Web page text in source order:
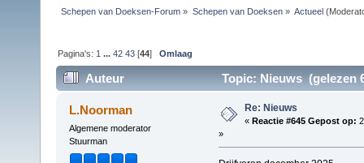
Schepen van Doeksen-Forum » Schepen van Doeksen» Actueel
Pagina's: 1 ...42 43 [44]Omlaag
Auteur Topic: Nieuws (gelezen
L.Noorman
Algemene moderator
Stuurman
Re: Nieuws
« Reactie #645 Gepost op:
»